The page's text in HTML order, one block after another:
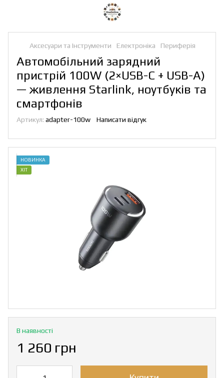
Аксесуари та Інструменти Електроніка Периферія
Автомобільний зарядний
пристрій 100W (2×USB-C + USB-A)
— живлення Starlink, ноутбуків та
смартфонів
Артикул: adapter-100w Написати відгук
НОВИНКА
ХІТ
В наявності
1 260 грн